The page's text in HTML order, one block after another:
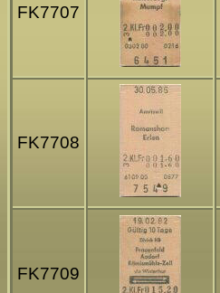
FK7707
FK7708
FK7709